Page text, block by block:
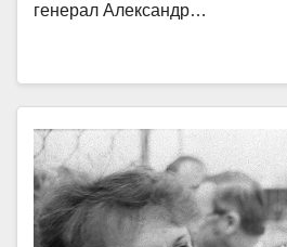
генерал Александр…